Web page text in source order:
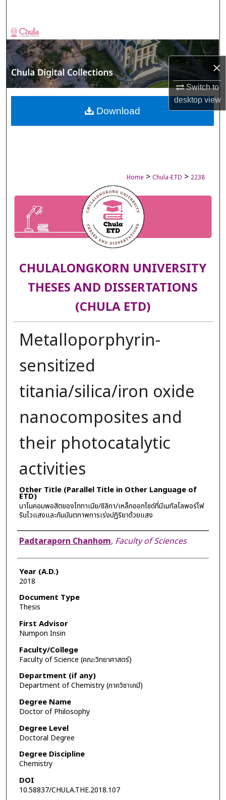
×
Switch to
desktopview
Browse Collections
My Account
About
Digital Commons Network™
Home > Chula-ETD > 2238
CHULALONGKORN UNIVERSITY
THESES AND DISSERTATIONS
(CHULA ETD)
Metalloporphyrin-
sensitized
titania/silica/iron oxide
nanocomposites and
their photocatalytic
activities
Other Title (Parallel Title in Other Language of
ETD)
นาโนคอมพอสิตของไททาเนีย/ซิลิกา/เหล็กออกไซด์ที่มีเมทัลโลพอร์ไฟ
รินไวแสงและกัมมันตภาพการเร่งปฏิริยาด้วยแสง
Author
Padtaraporn Chanhom, Faculty of Sciences
Year (A.D.)
2018
Document Type
Thesis
First Advisor
Numpon Insin
Faculty/College
Faculty of Science (คณะวิทยาศาสตร์)
Department (if any)
Department of Chemistry (ภาควิชาเคมี)
Degree Name
Doctor of Philosophy
Degree Level
Doctoral Degree
Degree Discipline
Chemistry
DOI
10.58837/CHULA.THE.2018.107
Download